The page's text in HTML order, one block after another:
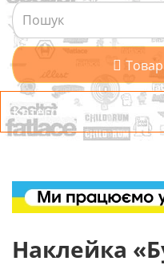
Категорії
Наклейка